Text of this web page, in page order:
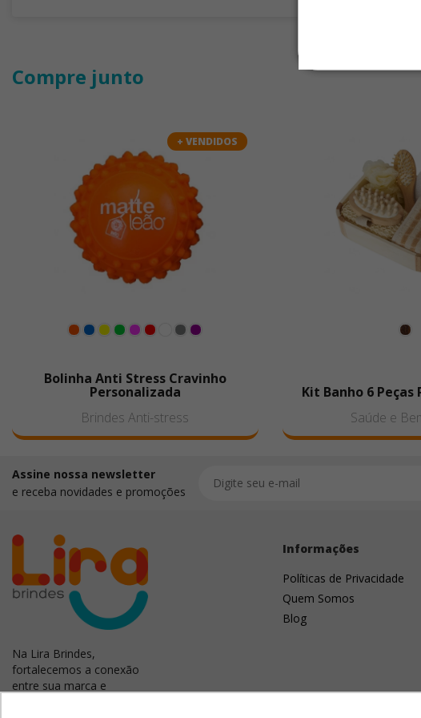
Compre junto
+ VENDIDOS
Bolinha Anti Stress Cravinho
Personalizada
Brindes Anti-stress
Kit Banho 6
Saúde e
Assine nossa newsletter
e receba novidades e promoções
Na Lira Brindes,
fortalecemos a conexão
entre sua marca e
Informações
Políticas de Privacidade
Quem Somos
Blog